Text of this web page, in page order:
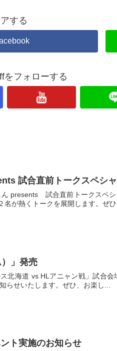
する
をフォローする
試合直前トークスペシ
presents 試合直前トークスペ
名が熱くトークを展開します。ぜ
」発売
北海道 vs HLアニャン戦」試合
らせいたします。ぜひ、お楽し...
ト実施のお知らせ